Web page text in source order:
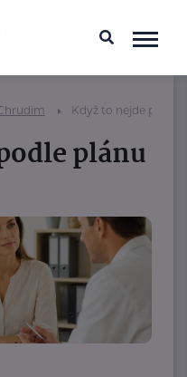
Když to nejde podle
plánu